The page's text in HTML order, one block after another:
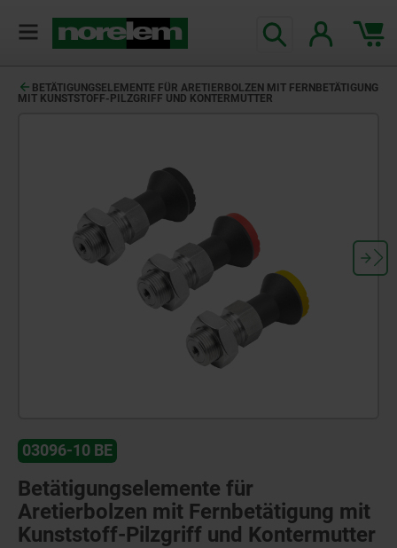
BETÄTIGUNGSELEMENTE FÜR ARETIERBOLZEN MIT FERNBETÄTIGUNG
MIT KUNSTSTOFF-PILZGRIFF UND KONTERMUTTER
03096-10 BE
Betätigungselemente für
Aretierbolzen mit Fernbetätigung mit
Kunststoff-Pilzgriff und Kontermutter